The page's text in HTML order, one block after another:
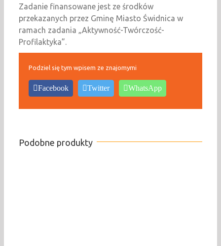
Zadanie finansowane jest ze środków
przekazanych przez Gminę Miasto Świdnica w
ramach zadania „Aktywność-Twórczość-
Profilaktyka”.
Podziel się tym wpisem ze znajomymi
Facebook Twitter WhatsApp
Podobne produkty